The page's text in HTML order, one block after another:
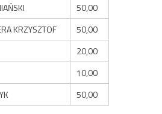
50,00
KRZYSZTOF
50,00
20,00
10,00
50,00